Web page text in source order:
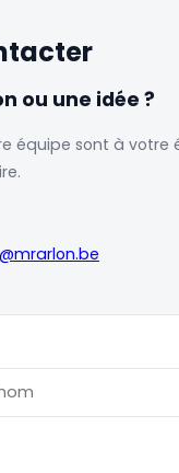
ou une idée ?
équipe sont à votre